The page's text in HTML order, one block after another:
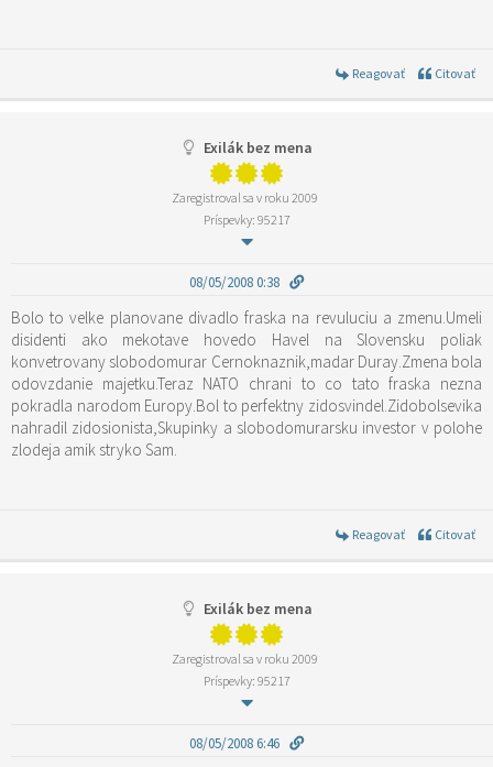
Reagovať Citovať
Exilák bez mena
Zaregistroval sa v roku 2009
Príspevky: 95217
08/05/2008 0:38
Bolo to velke planovane divadlo fraska na revuluciu a zmenu.Umeli
disidenti ako mekotave hovedo Havel na Slovensku poliak
konvetrovany slobodomurar Cernoknaznik,madar Duray.Zmena bola
odovzdanie majetku.Teraz NATO chrani to co tato fraska nezna
pokradla narodom Europy.Bol to perfektny zidosvindel.Zidobolsevika
nahradil zidosionista,Skupinky a slobodomurarsku investor v polohe
zlodeja amik stryko Sam.
Reagovať Citovať
Exilák bez mena
Zaregistroval sa v roku 2009
Príspevky: 95217
08/05/2008 6:46